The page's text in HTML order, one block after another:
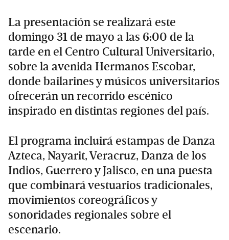
La presentación se realizará este
domingo 31 de mayo a las 6:00 de la
tarde en el Centro Cultural Universitario,
sobre la avenida Hermanos Escobar,
donde bailarines y músicos universitarios
ofrecerán un recorrido escénico
inspirado en distintas regiones del país.
El programa incluirá estampas de Danza
Azteca, Nayarit, Veracruz, Danza de los
Indios, Guerrero y Jalisco, en una puesta
que combinará vestuarios tradicionales,
movimientos coreográficos y
sonoridades regionales sobre el
escenario.